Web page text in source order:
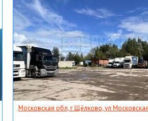
Московская обл, г Щёлково, ул